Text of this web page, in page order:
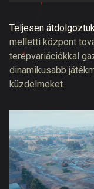
Teljesen
melletti központ
terepvariációkkal
dinamikusabb
küzdelmeket.